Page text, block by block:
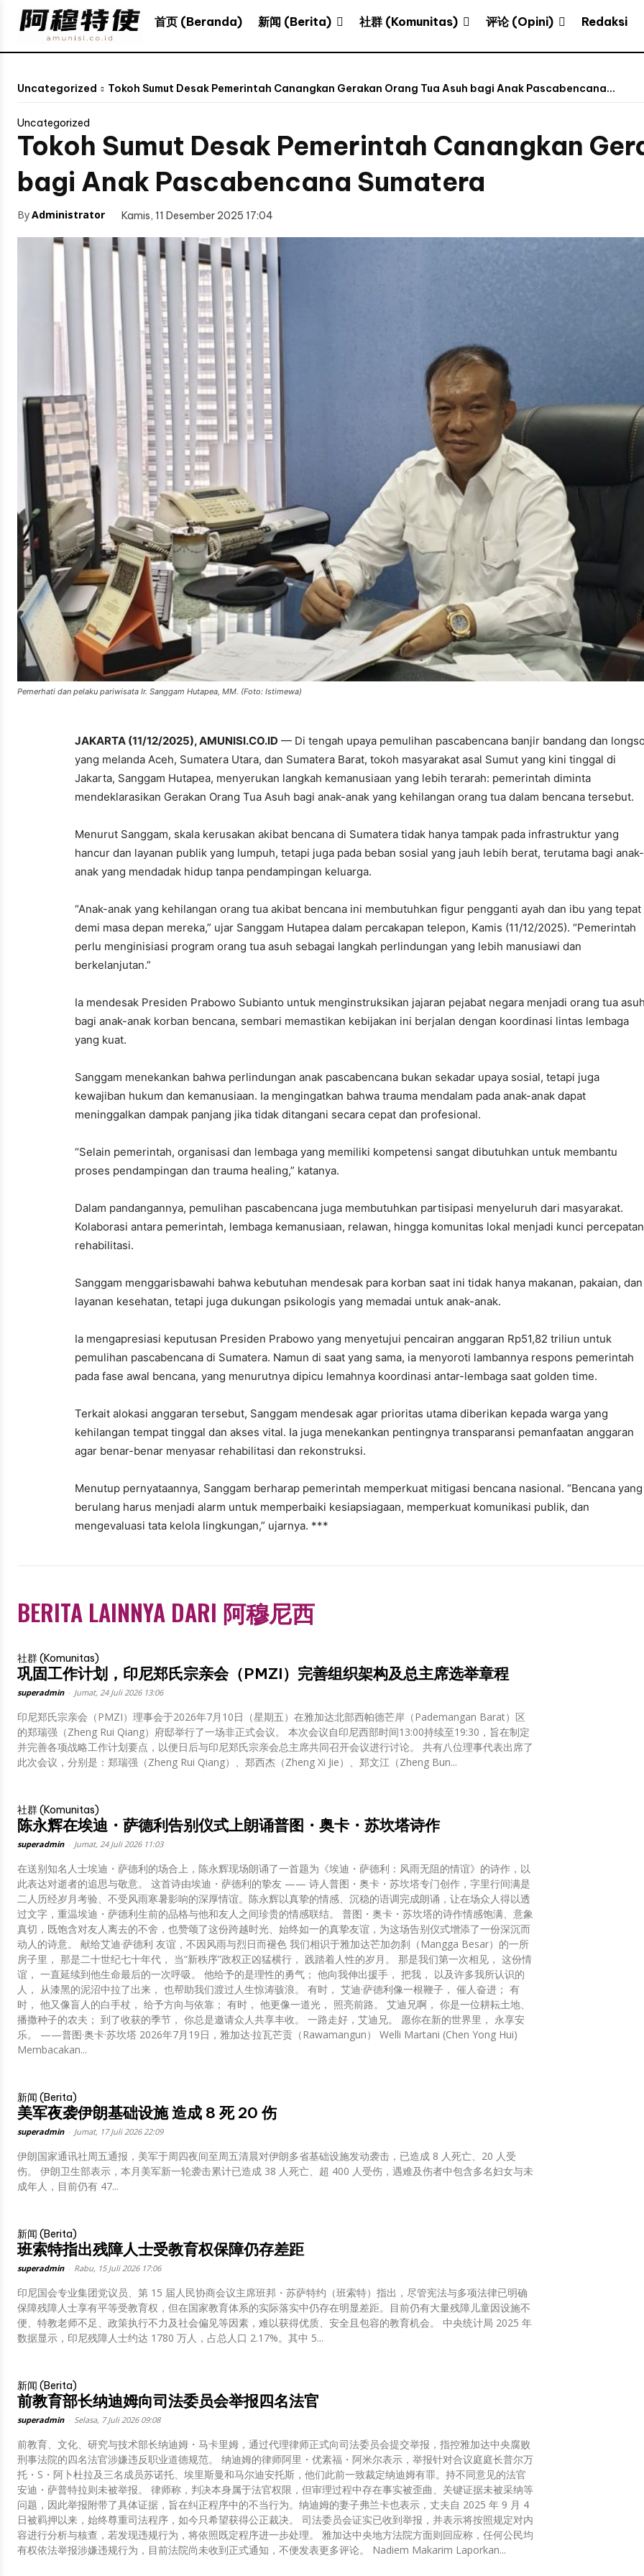
首页 (Beranda) 新闻 (Berita) 社群 (Komunitas) 评论 (Opini) Redaksi
Uncategorized Tokoh Sumut Desak Pemerintah Canangkan Gerakan Orang Tua Asuh bagi Anak Pascabencana...
Uncategorized
Tokoh Sumut Desak Pemerintah Canangkan
bagi Anak Pascabencana Sumatera
ByAdministrator Kamis, 11 Desember 2025 17:04
Pemerhati dan pelaku pariwisata Ir. Sanggam Hutapea, MM. (Foto: Istimewa)
JAKARTA (11/12/2025), AMUNISI.CO.ID — Di tengah upaya pemulihan pascabencana banjir bandang dan
yang melanda Aceh, Sumatera Utara, dan Sumatera Barat, tokoh masyarakat asal Sumut yang kini tinggal di
Jakarta, Sanggam Hutapea, menyerukan langkah kemanusiaan yang lebih terarah: pemerintah diminta
mendeklarasikan Gerakan Orang Tua Asuh bagi anak-anak yang kehilangan orang tua dalam bencana tersebut.
Menurut Sanggam, skala kerusakan akibat bencana di Sumatera tidak hanya tampak pada infrastruktur yang
hancur dan layanan publik yang lumpuh, tetapi juga pada beban sosial yang jauh lebih berat, terutama bagi anak-
anak yang mendadak hidup tanpa pendampingan keluarga.
“Anak-anak yang kehilangan orang tua akibat bencana ini membutuhkan figur pengganti ayah dan ibu yang tepat
demi masa depan mereka,” ujar Sanggam Hutapea dalam percakapan telepon, Kamis (11/12/2025). “Pemerintah
perlu menginisiasi program orang tua asuh sebagai langkah perlindungan yang lebih manusiawi dan
berkelanjutan.”
Ia mendesak Presiden Prabowo Subianto untuk menginstruksikan jajaran pejabat negara menjadi orang tua
bagi anak-anak korban bencana, sembari memastikan kebijakan ini berjalan dengan koordinasi lintas lembaga
yang kuat.
Sanggam menekankan bahwa perlindungan anak pascabencana bukan sekadar upaya sosial, tetapi juga
kewajiban hukum dan kemanusiaan. Ia mengingatkan bahwa trauma mendalam pada anak-anak dapat
meninggalkan dampak panjang jika tidak ditangani secara cepat dan profesional.
“Selain pemerintah, organisasi dan lembaga yang memiliki kompetensi sangat dibutuhkan untuk membantu
proses pendampingan dan trauma healing,” katanya.
Dalam pandangannya, pemulihan pascabencana juga membutuhkan partisipasi menyeluruh dari masyarakat.
Kolaborasi antara pemerintah, lembaga kemanusiaan, relawan, hingga komunitas lokal menjadi kunci percepatan
rehabilitasi.
Sanggam menggarisbawahi bahwa kebutuhan mendesak para korban saat ini tidak hanya makanan, pakaian, dan
layanan kesehatan, tetapi juga dukungan psikologis yang memadai untuk anak-anak.
Ia mengapresiasi keputusan Presiden Prabowo yang menyetujui pencairan anggaran Rp51,82 triliun untuk
pemulihan pascabencana di Sumatera. Namun di saat yang sama, ia menyoroti lambannya respons pemerintah
pada fase awal bencana, yang menurutnya dipicu lemahnya koordinasi antar-lembaga saat golden time.
Terkait alokasi anggaran tersebut, Sanggam mendesak agar prioritas utama diberikan kepada warga yang
kehilangan tempat tinggal dan akses vital. Ia juga menekankan pentingnya transparansi pemanfaatan anggaran
agar benar-benar menyasar rehabilitasi dan rekonstruksi.
Menutup pernyataannya, Sanggam berharap pemerintah memperkuat mitigasi bencana nasional. “Bencana yang
berulang harus menjadi alarm untuk memperbaiki kesiapsiagaan, memperkuat komunikasi publik, dan
mengevaluasi tata kelola lingkungan,” ujarnya. ***
BERITA LAINNYA DARI 阿穆尼西
社群 (Komunitas)
巩固工作计划，印尼郑氏宗亲会（PMZI）完善组织架构及总主席选举章程
superadmin Jumat, 24 Juli 2026 13:06
印尼郑氏宗亲会（PMZI）理事会于2026年7月10日（星期五）在雅加达北部西帕德芒岸（Pademangan Barat）区
的郑瑞强（Zheng Rui Qiang）府邸举行了一场非正式会议。 本次会议自印尼西部时间13:00持续至19:30，旨在制定
并完善各项战略工作计划要点，以便日后与印尼郑氏宗亲会总主席共同召开会议进行讨论。 共有八位理事代表出席了
此次会议，分别是：郑瑞强（Zheng Rui Qiang）、郑西杰（Zheng Xi Jie）、郑文江（Zheng Bun...
社群 (Komunitas)
陈永辉在埃迪・萨德利告别仪式上朗诵普图・奥卡・苏坎塔诗作
superadmin Jumat, 24 Juli 2026 11:03
在送别知名人士埃迪・萨德利的场合上，陈永辉现场朗诵了一首题为《埃迪・萨德利：风雨无阻的情谊》的诗作，以
此表达对逝者的追思与敬意。 这首诗由埃迪・萨德利的挚友 —— 诗人普图・奥卡・苏坎塔专门创作，字里行间满是
二人历经岁月考验、不受风雨寒暑影响的深厚情谊。陈永辉以真挚的情感、沉稳的语调完成朗诵，让在场众人得以透
过文字，重温埃迪・萨德利生前的品格与他和友人之间珍贵的情感联结。 普图・奥卡・苏坎塔的诗作情感饱满、意象
真切，既饱含对友人离去的不舍，也赞颂了这份跨越时光、始终如一的真挚友谊，为这场告别仪式增添了一份深沉而
动人的诗意。 献给艾迪·萨德利 友谊，不因风雨与烈日而褪色 我们相识于雅加达芒加勿刹（Mangga Besar）的一所
房子里， 那是二十世纪七十年代， 当“新秩序”政权正凶猛横行， 践踏着人性的岁月。 那是我们第一次相见， 这份情
谊， 一直延续到他生命最后的一次呼吸。 他给予的是理性的勇气； 他向我伸出援手， 把我， 以及许多我所认识的
人， 从漆黑的泥沼中拉了出来， 也帮助我们渡过人生惊涛骇浪。 有时， 艾迪·萨德利像一根鞭子， 催人奋进； 有
时， 他又像盲人的白手杖， 给予方向与依靠； 有时， 他更像一道光， 照亮前路。 艾迪兄啊， 你是一位耕耘土地、
播撒种子的农夫； 到了收获的季节， 你总是邀请众人共享丰收。 一路走好，艾迪兄。 愿你在新的世界里， 永享安
乐。 ——普图·奥卡·苏坎塔 2026年7月19日，雅加达·拉瓦芒贡（Rawamangun） Welli Martani (Chen Yong Hui)
Membacakan...
新闻 (Berita)
美军夜袭伊朗基础设施 造成 8 死 20 伤
superadmin Jumat, 17 Juli 2026 22:09
伊朗国家通讯社周五通报，美军于周四夜间至周五清晨对伊朗多省基础设施发动袭击，已造成 8 人死亡、20 人受
伤。 伊朗卫生部表示，本月美军新一轮袭击累计已造成 38 人死亡、超 400 人受伤，遇难及伤者中包含多名妇女与未
成年人，目前仍有 47...
新闻 (Berita)
班索特指出残障人士受教育权保障仍存差距
superadmin Rabu, 15 Juli 2026 17:06
印尼国会专业集团党议员、第 15 届人民协商会议主席班邦・苏萨特约（班索特）指出，尽管宪法与多项法律已明确
保障残障人士享有平等受教育权，但在国家教育体系的实际落实中仍存在明显差距。目前仍有大量残障儿童因设施不
便、特教老师不足、政策执行不力及社会偏见等因素，难以获得优质、安全且包容的教育机会。 中央统计局 2025 年
数据显示，印尼残障人士约达 1780 万人，占总人口 2.17%。其中 5...
新闻 (Berita)
前教育部长纳迪姆向司法委员会举报四名法官
superadmin Selasa, 7 Juli 2026 09:08
前教育、文化、研究与技术部长纳迪姆・马卡里姆，通过代理律师正式向司法委员会提交举报，指控雅加达中央腐败
刑事法院的四名法官涉嫌违反职业道德规范。 纳迪姆的律师阿里・优素福・阿米尔表示，举报针对合议庭庭长普尔万
托・S・阿卜杜拉及三名成员苏诺托、埃里斯曼和马尔迪安托斯，他们此前一致裁定纳迪姆有罪。持不同意见的法官
安迪・萨普特拉则未被举报。 律师称，判决本身属于法官权限，但审理过程中存在事实被歪曲、关键证据未被采纳等
问题，因此举报附带了具体证据，旨在纠正程序中的不当行为。纳迪姆的妻子弗兰卡也表示，丈夫自 2025 年 9 月 4
日被羁押以来，始终尊重司法程序，如今只希望获得公正裁决。 司法委员会证实已收到举报，并表示将按照规定对内
容进行分析与核查，若发现违规行为，将依照既定程序进一步处理。 雅加达中央地方法院方面则回应称，任何公民均
有权依法举报涉嫌违规行为，目前法院尚未收到正式通知，不便发表更多评论。 Nadiem Makarim Laporkan...